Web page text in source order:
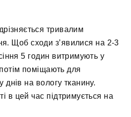
тривалим
Щоб сходи з’явилися на 2-3
5 годин витримують у
поміщають для
днів на вологу тканину.
в цей час підтримується на